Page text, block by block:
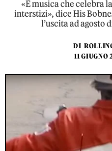
«È musica che celebra
interstizi», dice His
l’uscita ad agosto
DI
11